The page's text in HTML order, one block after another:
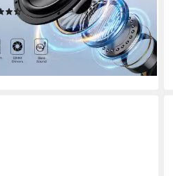
(42)
UVP39,90 €
- in 3-4 Werktagen bei dir